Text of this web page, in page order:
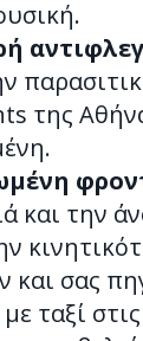
της
και την
σας
ταξί